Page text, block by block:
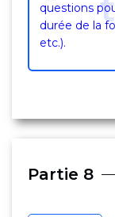
questions
durée de la
etc.).
Partie 8